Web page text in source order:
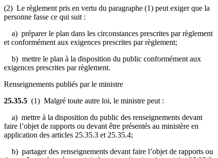
(2) Le règlement pris en vertu du paragraphe (1) peut exiger que la
personne fasse ce qui suit :
a) préparer le plan dans les circonstances prescrites par règlement
et conformément aux exigences prescrites par règlement;
b) mettre le plan à la disposition du public conformément aux
exigences prescrites par règlement.
Renseignements publiés par le ministre
25.35.5 (1) Malgré toute autre loi, le ministre peut :
a) mettre à la disposition du public des renseignements devant
faire l’objet de rapports ou devant être présentés au ministère en
application des articles 25.35.3 et 25.35.4;
b) partager des renseignements devant faire l’objet de rapports ou